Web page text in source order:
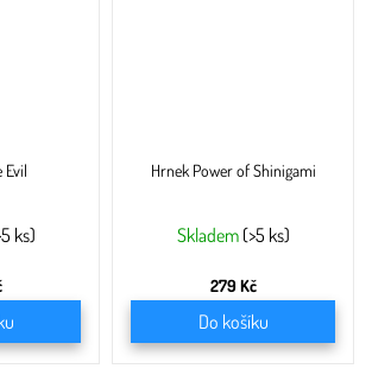
Evil
ks)
Hrnek Power of Shinigami
Skladem (>5 ks)
279 Kč
Do košíku